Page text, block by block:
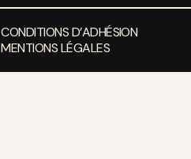
CONDITIONS D’ADHÉSION
MENTIONS LÉGALES